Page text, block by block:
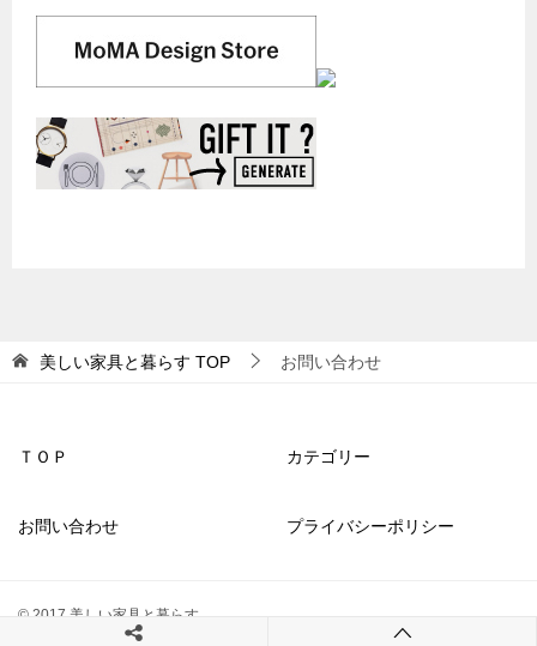
美しい家具と暮らす TOP お問い合わせ
ＴＯＰ カテゴリー
お問い合わせ プライバシーポリシー
© 2017 美しい家具と暮らす